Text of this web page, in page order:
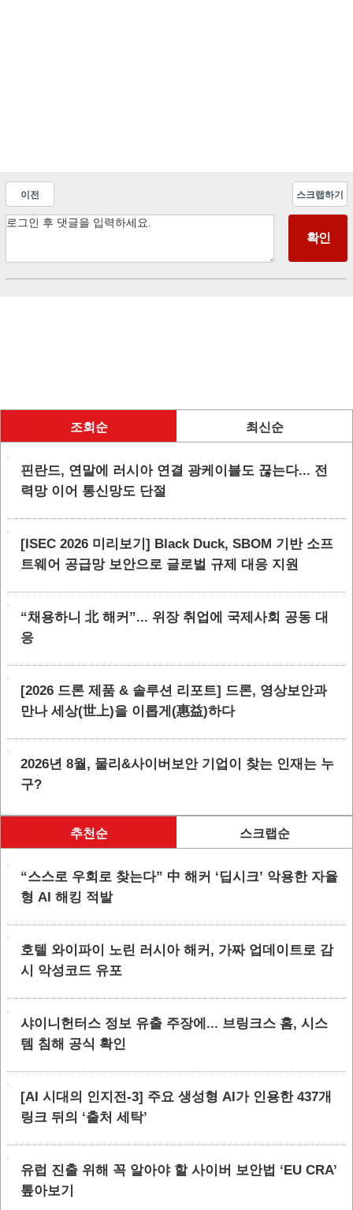
이전 스크랩하기
조회순 최신순
핀란드, 연말에 러시아 연결 광케이블도 끊는다... 전
력망 이어 통신망도 단절
[ISEC 2026 미리보기] Black Duck, SBOM 기반 소프
트웨어 공급망 보안으로 글로벌 규제 대응 지원
“채용하니 北 해커”... 위장 취업에 국제사회 공동 대
응
[2026 드론 제품 & 솔루션 리포트] 드론, 영상보안과
만나 세상(世上)을 이롭게(惠益)하다
2026년 8월, 물리&사이버보안 기업이 찾는 인재는 누
구?
추천순 스크랩순
“스스로 우회로 찾는다” 中 해커 ‘딥시크’ 악용한 자율
형 AI 해킹 적발
호텔 와이파이 노린 러시아 해커, 가짜 업데이트로 감
시 악성코드 유포
샤이니헌터스 정보 유출 주장에... 브링크스 홈, 시스
템 침해 공식 확인
[AI 시대의 인지전-3] 주요 생성형 AI가 인용한 437개
링크 뒤의 ‘출처 세탁’
유럽 진출 위해 꼭 알아야 할 사이버 보안법 ‘EU CRA’
톺아보기